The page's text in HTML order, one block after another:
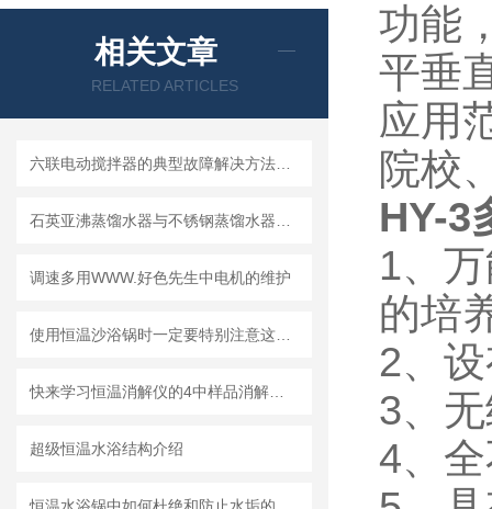
相关文章
RELATED ARTICLES
调速多用WWW.好色先生中电机的维护
超级恒温水浴结构介绍
功能
平垂
应用
院校
HY-3
1、
的培
2、
3、
4、